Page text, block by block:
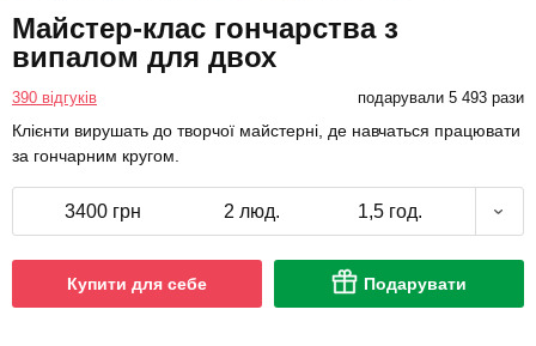
Майстер-клас гончарства з
випалом для двох
390 відгуків подарували 5 493 рази
Клієнти вирушать до творчої майстерні, де навчаться працювати
за гончарним кругом.
3400 грн 2 люд. 1,5 год.
Купити для себе Подарувати